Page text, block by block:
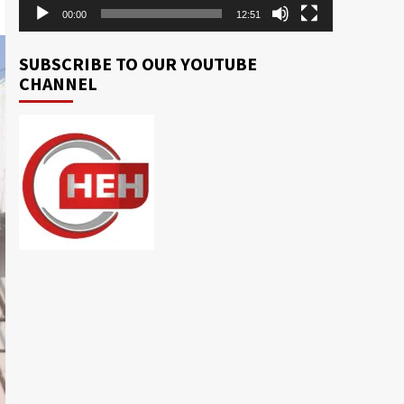
00:00 12:51
SUBSCRIBE TO OUR YOUTUBE
CHANNEL